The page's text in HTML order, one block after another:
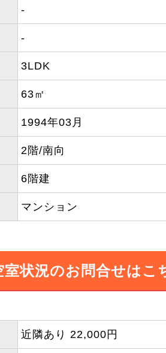
-
-
3LDK
63㎡
1994年03月
2階/南向
6階建
マンション
室状況のお問合せはこ
近隣あり 22,000円